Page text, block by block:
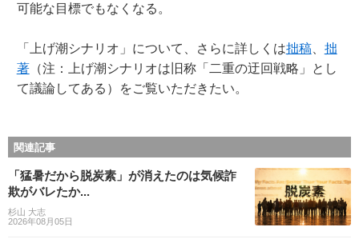
可能な目標でもなくなる。
「上げ潮シナリオ」について、さらに詳しくは拙稿、 拙
著（注：上げ潮シナリオは旧称「二重の迂回戦略」とし
て議論してある）をご覧いただきたい。
関連記事
「猛暑だから脱炭素」が消えたのは気候詐
欺がバレたか...
杉山 大志
2026年08月05日